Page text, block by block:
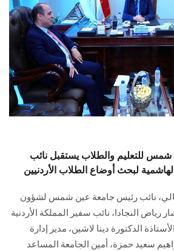
للتعليم والطلاب يستقبل نائب
لبحث أوضاع الطلاب الأردنيين
نائب رئيس جامعة عين شمس لشؤون
رياض النجادا، نائب سفير المملكة الأردنية
الدكتورة دينا لاشين، مدير إدارة
سعيد حمزة، أمين الجامعة المساعد